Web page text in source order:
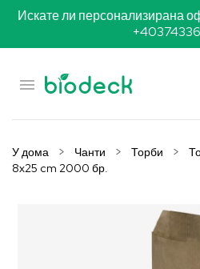
Искате ли персонализирана

У дома Чанти Торби
8x25 cm 2000 бр.